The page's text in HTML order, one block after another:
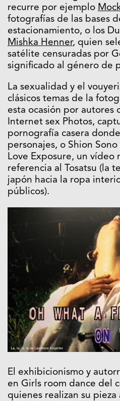
recurre por ejemplo
fotografías de las bases
estacionamiento, o los
Mishka Henner, quien
satélite censuradas por
significado al género de
La sexualidad y el
clásicos temas de la
esta ocasión por autores
Internet sex Photos,
pornografía casera
personajes, o Shion
Love Exposure, un vídeo
referencia al Tosatsu (la
japón hacia la ropa
públicos).
El exhibicionismo y
en Girls room dance del
quienes realizan su